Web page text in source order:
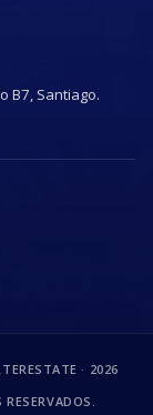
B7, Santiago.
· 2026